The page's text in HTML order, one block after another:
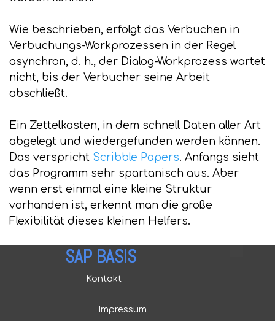
Wie beschrieben, erfolgt das Verbuchen in
Verbuchungs-Workprozessen in der Regel
asynchron, d. h., der Dialog-Workprozess wartet
nicht, bis der Verbucher seine Arbeit
abschließt.
Ein Zettelkasten, in dem schnell Daten aller Art
abgelegt und wiedergefunden werden können.
Das verspricht Scribble Papers. Anfangs sieht
das Programm sehr spartanisch aus. Aber
wenn erst einmal eine kleine Struktur
vorhanden ist, erkennt man die große
Flexibilität dieses kleinen Helfers.
Kontakt
Impressum
SAP BASIS